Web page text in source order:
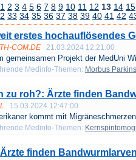
1 2 3 4 5 6 7 8 9 10 11 12 13 14 15
33 34 35 36 37 38 39 40 41 42
erstes hochauflösendes
COM.DE 21.03.2024 12:21:00
gemeinsamen Projekt der MedUni
Medinfo-Themen: Morbus
zu roh?: Ärzte finden
15.03.2024 12:47:00
kommt mit
Medinfo-Themen:
finden